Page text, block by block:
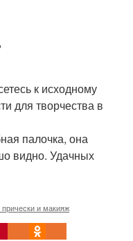
к исходному
для творчества в
палочка, она
видно. Удачных
и макияж